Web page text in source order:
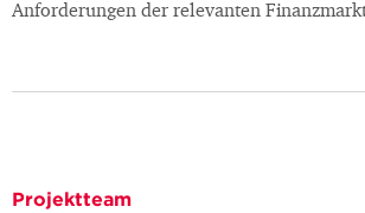
Anforderungen der relevanten
Projektteam